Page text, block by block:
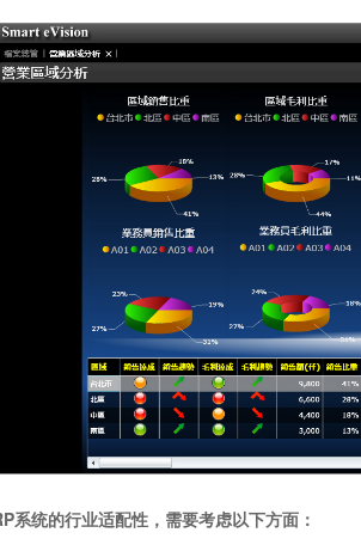
系统的行业适配性，需要考虑以下方面：